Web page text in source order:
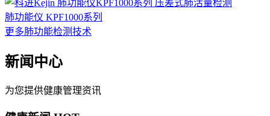
肺功能仪 KPF1000系列
更多肺功能检测技术
新闻中心
为您提供健康管理资讯